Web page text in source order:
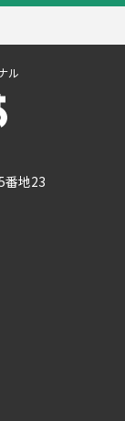
ル
番地23